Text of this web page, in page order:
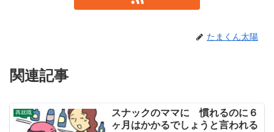
たまくん太陽
関連記事
再就職
スナックのママに 慣れるのに６
ヶ月はかかるでしょうと言われる